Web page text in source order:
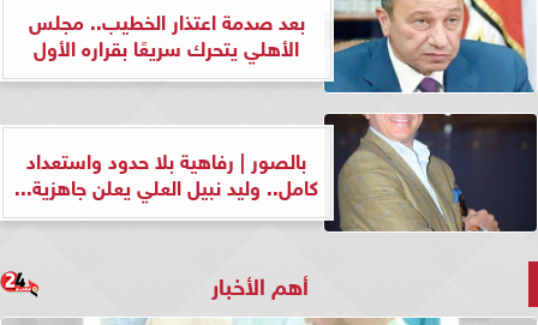
بعد صدمة اعتذار الخطيب.. مجلس
الأهلي يتحرك سريعًا بقراره الأول
بالصور | رفاهية بلا حدود واستعداد
كامل.. وليد نبيل العلي يعلن جاهزية...
أهم الأخبار